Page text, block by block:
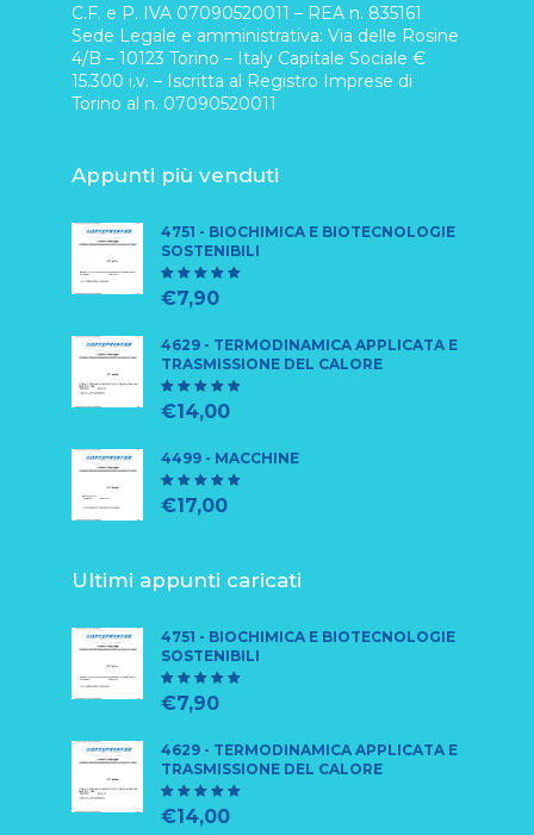
C.F. e P. IVA 07090520011 – REA n. 835161
Sede Legale e amministrativa: Via delle Rosine
4/B – 10123 Torino – Italy Capitale Sociale €
15.300 i.v. – Iscritta al Registro Imprese di
Torino al n. 07090520011
Appunti più venduti
4751 - BIOCHIMICA E BIOTECNOLOGIE
SOSTENIBILI
5su 5
€7,90
4629 - TERMODINAMICA APPLICATA E
TRASMISSIONE DEL CALORE
5su 5
€14,00
4499 - MACCHINE
5su 5
€17,00
Ultimi appunti caricati
4751 - BIOCHIMICA E BIOTECNOLOGIE
SOSTENIBILI
5su 5
€7,90
4629 - TERMODINAMICA APPLICATA E
TRASMISSIONE DEL CALORE
5su 5
€14,00